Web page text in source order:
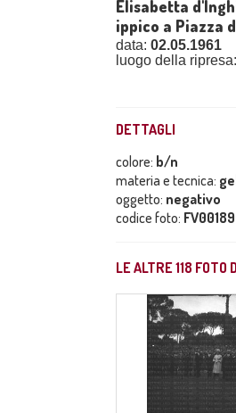
Elisabetta
ippico a Piazza
data: 02.05.1961
luogo della ripresa:
DETTAGLI
colore: b/n
materia e tecnica:
oggetto: negativo
codice foto:
LE ALTRE118 FOTO